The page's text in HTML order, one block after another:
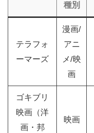
種別
テラフォ
ーマーズ
漫画/
アニ
メ/映
画
ゴキブリ
映画（洋
画・邦
映画